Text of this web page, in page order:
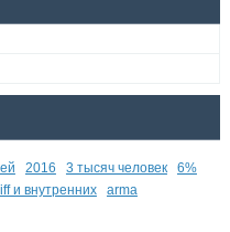
2016 3 тысяч человек
6%
и внутренних arma